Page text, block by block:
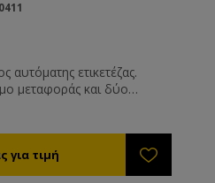
αυτόματης ετικετέζας.
μεταφοράς και δύο
Περιλαμβάνει: • Ένα
• Έναν δεύτερο